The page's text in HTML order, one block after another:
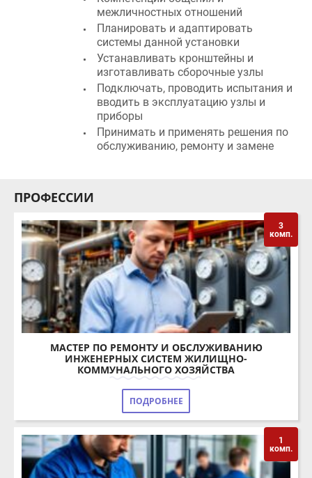
Планировать и адаптировать
системы данной установки
Устанавливать кронштейны и
изготавливать сборочные узлы
Подключать, проводить испытания и
вводить в эксплуатацию узлы и
приборы
Принимать и применять решения по
обслуживанию, ремонту и замене
МАСТЕР ПО РЕМОНТУ И ОБСЛУЖИВАНИЮ
ИНЖЕНЕРНЫХ СИСТЕМ ЖИЛИЩНО-
КОММУНАЛЬНОГО ХОЗЯЙСТВА
ПОДРОБНЕЕ
комп.